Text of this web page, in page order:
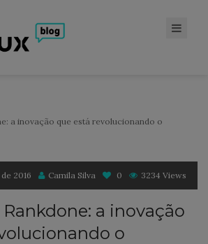
a inovação que está revolucionando o
2016 Camila Silva 0 3234 Views
a inovação
o